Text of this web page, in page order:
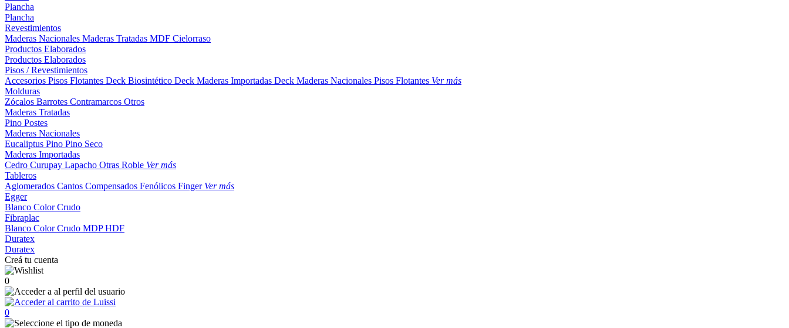
Plancha
Plancha
Revestimientos
Maderas Nacionales Maderas Tratadas MDF Cielorraso
Productos Elaborados
Productos Elaborados
Pisos / Revestimientos
Accesorios Pisos Flotantes Deck Biosintético Deck Maderas Importadas Deck Maderas Nacionales Pisos Flotantes Ver más
Molduras
Zócalos Barrotes Contramarcos Otros
Maderas Tratadas
Pino Postes
Maderas Nacionales
Eucaliptus Pino Pino Seco
Maderas Importadas
Cedro Curupay Lapacho Otras Roble Ver más
Tableros
Aglomerados Cantos Compensados Fenólicos Finger Ver más
Egger
Blanco ColorCrudo
Fibraplac
Blanco ColorCrudo MDPHDF
Duratex
Duratex
Creá tu cuenta
0
0